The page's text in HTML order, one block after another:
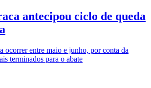
antecipou ciclo de queda
ocorrer entre maio e junho, por conta da
terminados para o abate